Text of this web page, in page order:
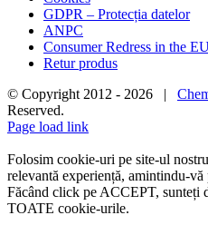
GDPR – Protecția datelor
ANPC
Consumer Redress in the
Retur produs
© Copyright 2012 - 2026 |
Reserved.
Page load link
Folosim cookie-uri pe site-ul
relevantă experiență, amintindu-
Făcând click pe ACCEPT, sunteți
TOATE cookie-urile.